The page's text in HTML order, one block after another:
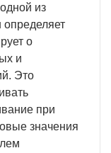
из
о
и
Это
при
значения